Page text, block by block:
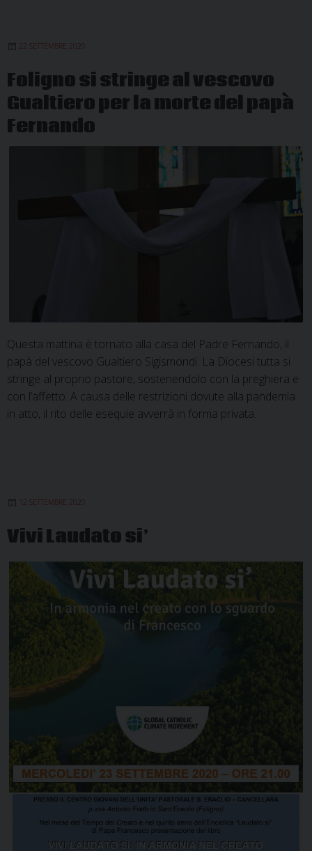
22 SETTEMBRE 2020
Foligno si stringe al vescovo
Gualtiero per la morte del papà
Fernando
Questa mattina è tornato alla casa del Padre Fernando, il
papà del vescovo Gualtiero Sigismondi. La Diocesi tutta si
stringe al proprio pastore, sostenendolo con la preghiera e
con l’affetto. A causa delle restrizioni dovute alla pandemia
in atto, il rito delle esequie avverrà in forma privata.
12 SETTEMBRE 2020
Vivi Laudato si’